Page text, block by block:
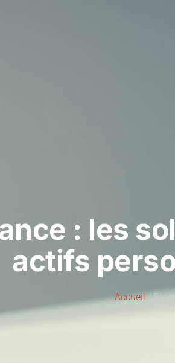
: les
actifs
Accueil/ Blog